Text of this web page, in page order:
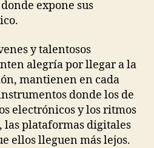
expone sus
y talentosos
alegríapor llegar a la
mantienen en cada
donde los de
electrónicos y los ritmos
las plataformas digitales
elloslleguenmás lejos.